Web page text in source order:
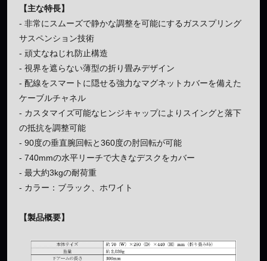
【主な特長】
- 非常にスムーズで静かな調整を可能にするガススプリング
サスペンション技術
- 頑丈なねじれ防止構造
- 視界を遮らない薄型の折り畳みデザイン
- 配線をスマートに隠せる強力なマグネットカバーを備えた
ケーブルチャネル
- カスタマイズ可能なヒンジキャップによりスイングと落下
の抵抗を調整可能
- 90度の垂直腕回転と360度の肘回転が可能
- 740mmの水平リーチで大きなデスクをカバー
- 最大約3kgの耐荷重
- カラー：ブラック、ホワイト
【製品概要】